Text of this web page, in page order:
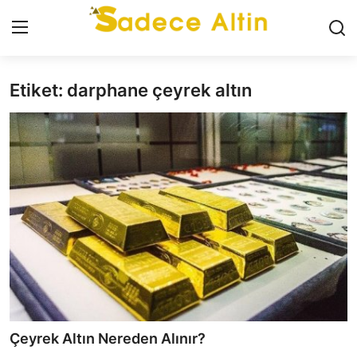
Giriş Kayıt Ol
GÜNCEL
İLETİŞİM
YASAL UYARI
KÜNYE
GRAM ALTIN
ÇEYREK ALTIN
Etiket: darphane çeyrek altın
Çeyrek Altın Nereden Alınır?